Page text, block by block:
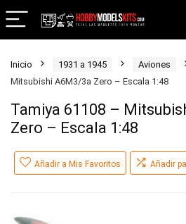
Inicio 1931 a 1945 Aviones
Mitsubishi A6M3/3a Zero – Escala 1:48
Tamiya 61108 –
Zero – Escala 1:48
Añadir a Mis Favoritos Añadir